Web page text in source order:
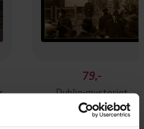
Den røde pimpernell blir brysom
79,-
Dublin-mysteriet
Emmuska Orczy
LYDBOK